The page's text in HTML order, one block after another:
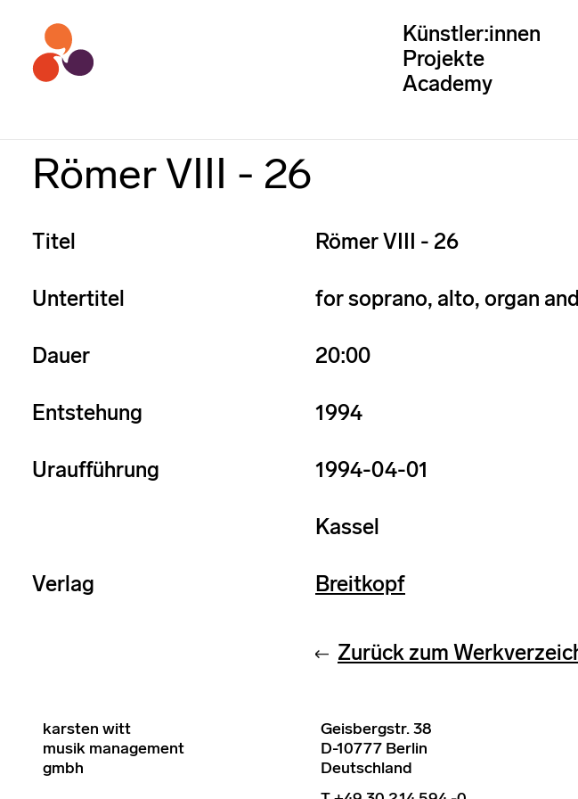
Künstler:innen
Projekte
Academy
Römer VIII - 26
Titel Römer VIII - 26
Untertitel for soprano, alto, organ
Dauer 20:00
Entstehung 1994
Uraufführung 1994-04-01
Kassel
Verlag Breitkopf
Zurück zum
karsten witt
musik management
gmbh
Geisbergstr. 38
D-10777 Berlin
Deutschland